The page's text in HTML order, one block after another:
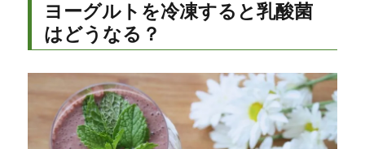
ヨーグルトを冷凍すると乳酸菌
はどうなる？